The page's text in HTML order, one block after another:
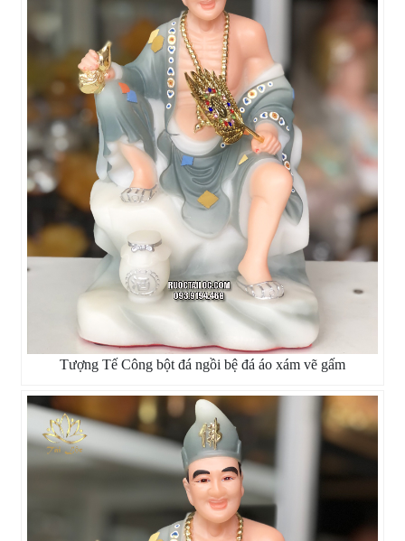
Tượng Tế Công bột đá ngồi bệ đá áo xám vẽ gấm